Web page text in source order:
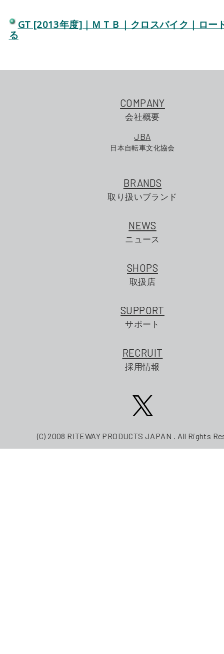
GT [2013年度]｜ＭＴＢ｜クロスバイク｜ロー
る
COMPANY
会社概要
JBA
日本自転車文化協会
BRANDS
取り扱いブランド
NEWS
ニュース
SHOPS
取扱店
SUPPORT
サポート
RECRUIT
採用情報
(C) 2008 RITEWAY PRODUCTS JAPAN . All Rights